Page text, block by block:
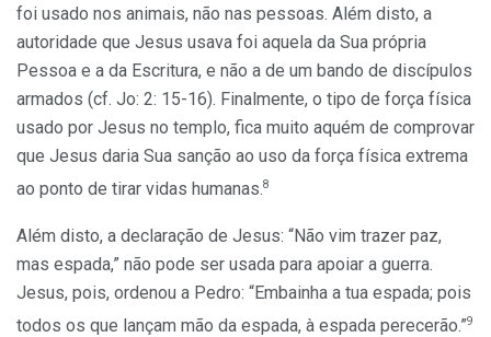
foi usado nos animais, não nas pessoas. Além disto, a
autoridade que Jesus usava foi aquela da Sua própria
Pessoa e a da Escritura, e não a de um bando de discípulos
armados (cf. Jo: 2: 15-16). Finalmente, o tipo de força física
usado por Jesus no templo, fica muito aquém de comprovar
que Jesus daria Sua sanção ao uso da força física extrema
ao ponto de tirar vidas humanas.8
Além disto, a declaração de Jesus: “Não vim trazer paz,
mas espada,” não pode ser usada para apoiar a guerra.
Jesus, pois, ordenou a Pedro: “Embainha a tua espada; pois
todos os que lançam mão da espada, à espada perecerão.”9